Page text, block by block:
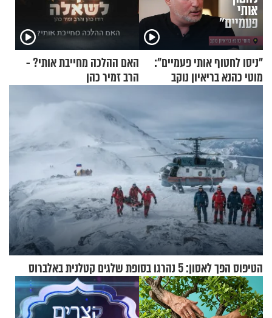
"ניסו לחטוף אותי פעמיים":
מוטי כהנא בריאיון נוקב
האם ההלכה מחייבת אותי? -
הרב זמיר כהן
הטיפוס הפך לאסון: 5 נהרגו בסופת שלגים קטלנית באלברוס